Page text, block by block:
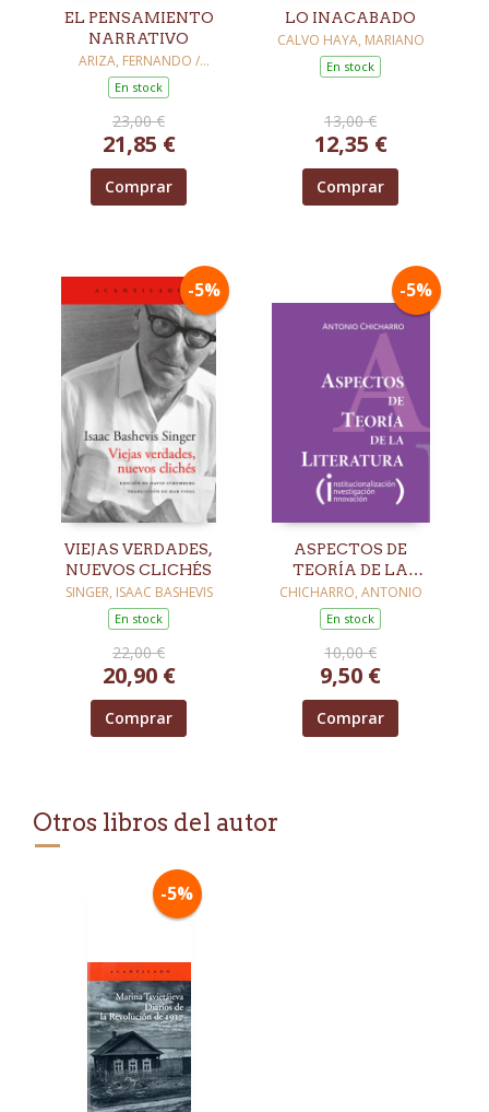
EL PENSAMIENTO
NARRATIVO
ARIZA, FERNANDO /
HERRERO, MIGUEL
En stock
23,00 €
21,85 €
Comprar
LO INACABADO
CALVO HAYA, MARIANO
En stock
13,00 €
12,35 €
Comprar
-5%
VIEJAS VERDADES,
NUEVOS CLICHÉS
SINGER, ISAAC BASHEVIS
En stock
22,00 €
20,90 €
Comprar
-5%
ASPECTOS DE
TEORÍA DE LA
LITERATURA:
(INSTITUCIONALIZACIÓN,
INVESTIGACIÓN,
INNOVACIÓN)
CHICHARRO, ANTONIO
En stock
10,00 €
9,50 €
Comprar
Otros libros del autor
-5%